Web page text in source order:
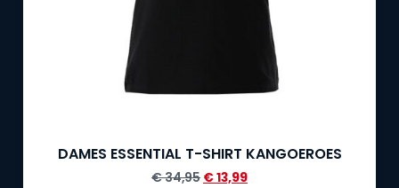
DAMES ESSENTIAL T-SHIRT KANGOEROES
€34,95 €13,99